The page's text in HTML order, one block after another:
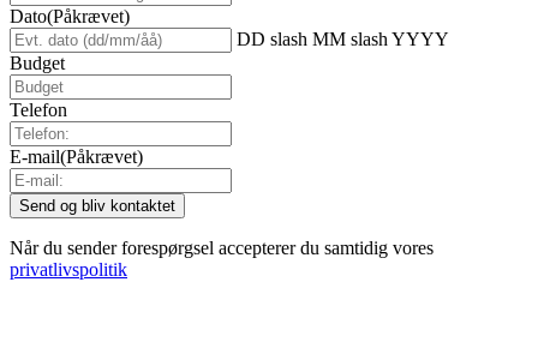
Dato(Påkrævet)
DD slash MM slash YYYY
Budget
Telefon
E-mail(Påkrævet)
Når du sender forespørgsel accepterer du samtidig vores
privatlivspolitik